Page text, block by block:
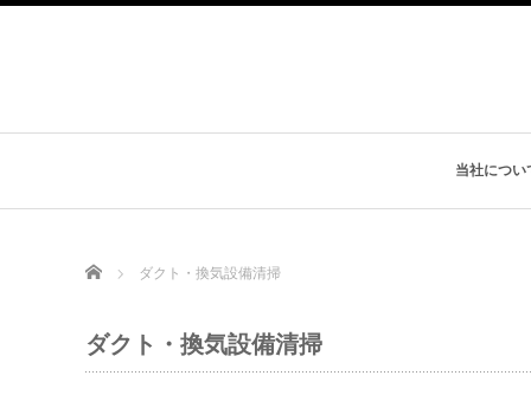
当社につい
Home ダクト・換気設備清掃
ダクト・換気設備清掃